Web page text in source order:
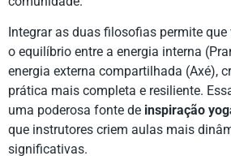
Integrar as duas filosofias permite que
o equilíbrio entre a energia interna
energia externa compartilhada (Axé),
prática mais completa e resiliente.
uma poderosa fonte de inspiração
que instrutores criem aulas mais
significativas.